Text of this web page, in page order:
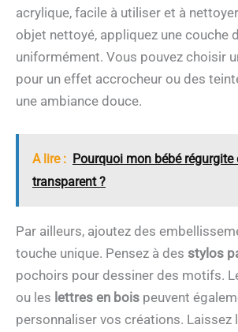
acrylique, facile à utiliser et à
objet nettoyé, appliquez une couche
uniformément. Vous pouvez choisir
pour un effet accrocheur ou des
une ambiance douce.
A lire : Pourquoi mon bébé régurgite
transparent ?
Par ailleurs, ajoutez des
touche unique. Pensez à des stylos
pochoirs pour dessiner des motifs.
ou les lettres en bois peuvent
personnaliser vos créations. Laissez